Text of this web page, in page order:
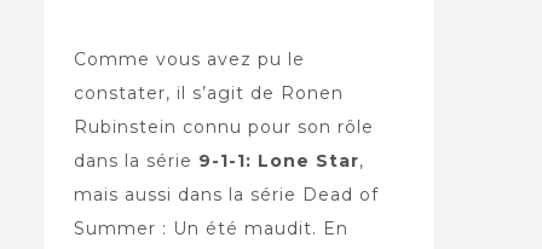
Comme vous avez pu le
constater, il s’agit de Ronen
Rubinstein connu pour son rôle
dans la série 9-1-1: Lone Star,
mais aussi dans la série Dead of
Summer : Un été maudit. En